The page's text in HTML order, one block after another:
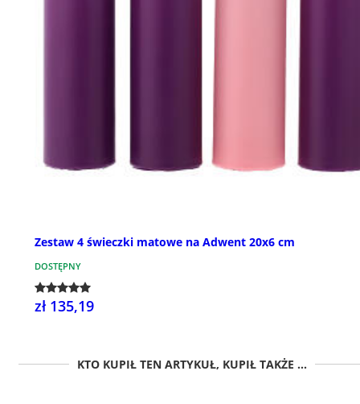
Zestaw 4 świeczki matowe na Adwent 20x6 cm
DOSTĘPNY
zł 135,19
KTO KUPIŁ TEN ARTYKUŁ, KUPIŁ TAKŻE ...